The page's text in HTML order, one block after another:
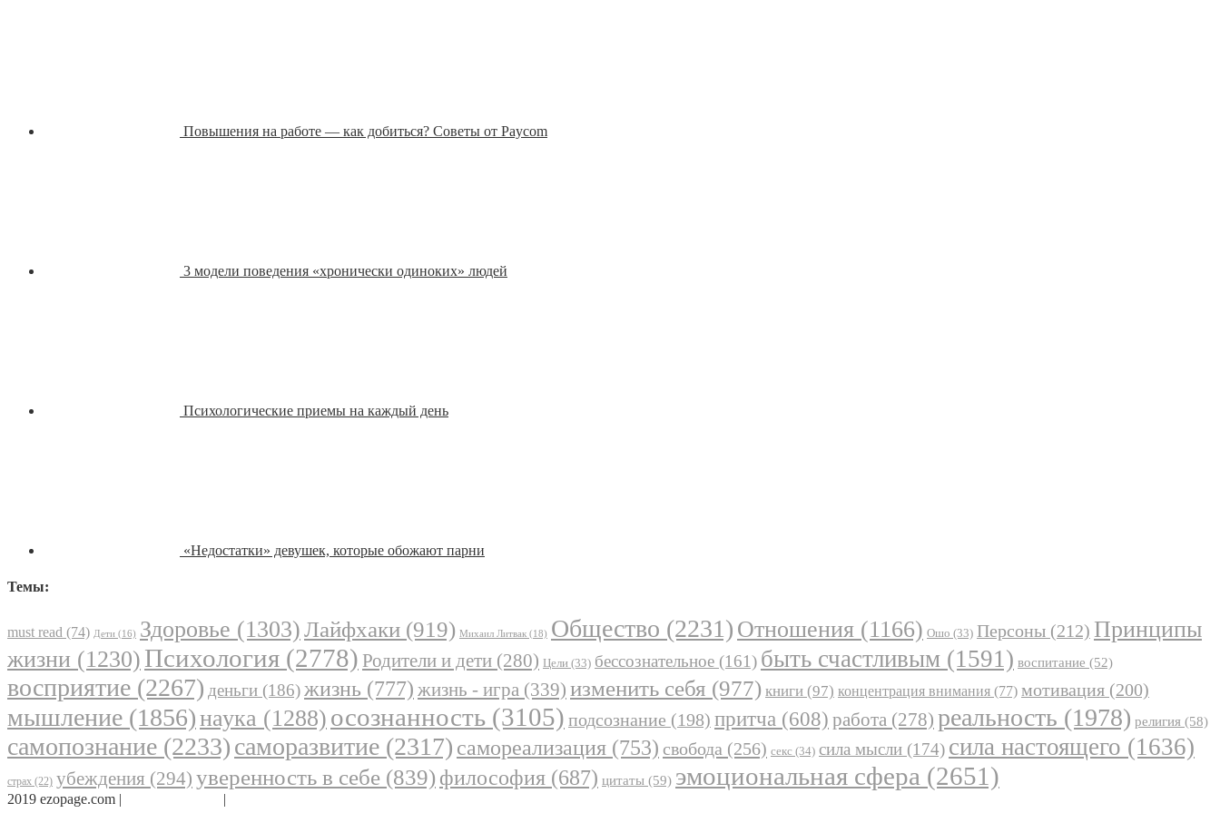
Повышения на работе — как добиться? Советы от Paycom
3 модели поведения «хронически одиноких» людей
Психологические приемы на каждый день
«Недостатки» девушек, которые обожают парни
Темы:
must read (74) Дети (16) Здоровье (1303)Лайфхаки (919) Михаил Литвак (18) Общество (2231) Отношения (1166) Ошо (33) Персоны (212) Принципы
жизни (1230) Психология (2778) Родители и дети (280) Цели (33) бессознательное (161) быть счастливым (1591) воспитание (52)
восприятие (2267) деньги (186)жизнь (777) жизнь - игра (339) изменить себя (977) книги (97) концентрация внимания (77) мотивация (200)
мышление (1856)наука (1288) осознанность (3105) подсознание (198) притча (608) работа (278) реальность (1978) религия (58)
самопознание (2233)саморазвитие (2317) самореализация (753) свобода (256) секс (34) сила мысли (174) сила настоящего (1636)
страх (22) убеждения (294) уверенность в себе (839) философия (687) цитаты (59) эмоциональная сфера (2651)
2019 ezopage.com | |